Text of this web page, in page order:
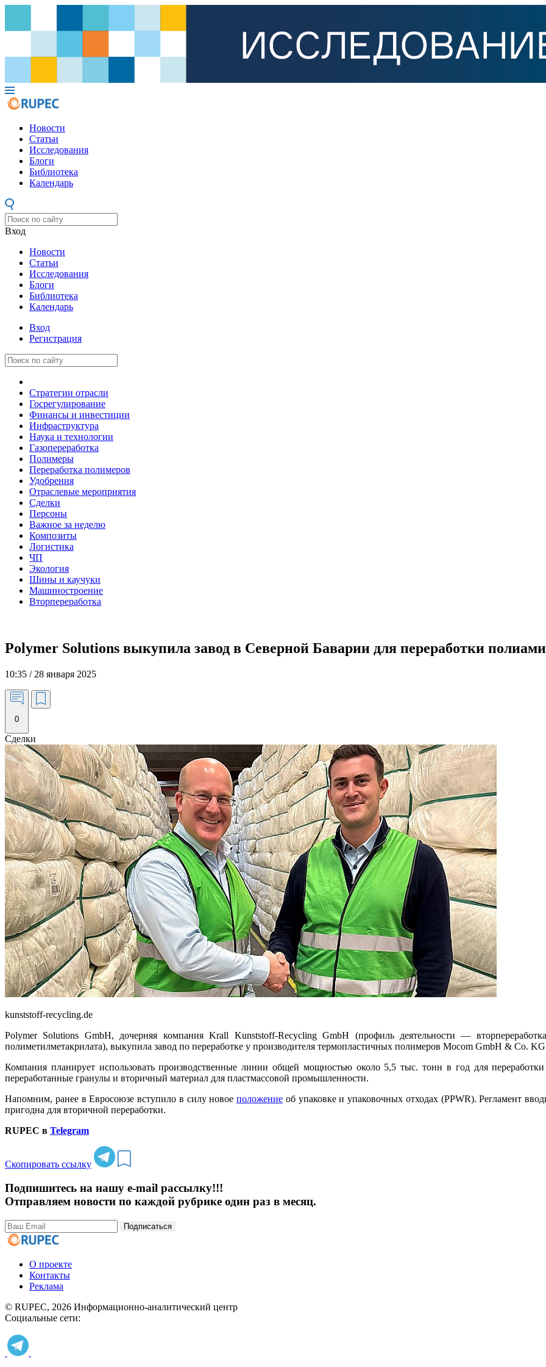
Новости
Статьи
Исследования
Блоги
Библиотека
Календарь
Вход
Новости
Статьи
Исследования
Блоги
Библиотека
Календарь
Вход
Регистрация
Стратегии отрасли
Госрегулирование
Финансы и инвестиции
Инфраструктура
Наука и технологии
Газопереработка
Полимеры
Переработка полимеров
Удобрения
Отраслевые мероприятия
Сделки
Персоны
Важное за неделю
Композиты
Логистика
ЧП
Экология
Шины и каучуки
Машиностроение
Вторпереработка
Polymer Solutions выкупила завод в Северной Баварии для переработки
10:35 / 28 января 2025
0
kunststoff-recycling.de
Polymer Solutions GmbH, дочерняя компания Krall Kunststoff-Recycling GmbH (профиль деятельности —
полиметилметакрилата), выкупила завод по переработке у производителя термопластичных полимеров Mocom GmbH & Co.
Компания планирует использовать производственные линии общей мощностью около 5,5 тыс. тонн в год для
переработанные гранулы и вторичный материал для пластмассовой промышленности.
Напомним, ранее в Евросоюзе вступило в силу новое положение об упаковке и упаковочных отходах (PPWR). Регламент
пригодна для вторичной переработки.
RUPEC в Telegram
Скопировать ссылку
Подпишитесь на нашу e-mail рассылку!!!
Отправляем новости по каждой рубрике один раз в месяц.
Подписаться
О проекте
Контакты
Реклама
© RUPEC, 2026 Информационно-аналитический центр
Социальные сети: